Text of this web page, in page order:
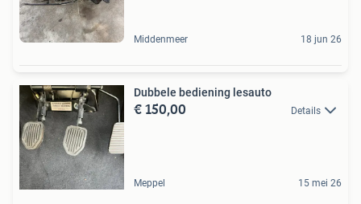
Middenmeer 18 jun 26
Dubbele bediening lesauto
€ 150,00 Details
Meppel 15 mei 26